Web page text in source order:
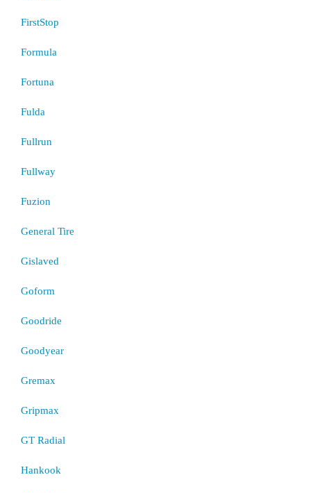
FirstStop
Formula
Fortuna
Fulda
Fullrun
Fullway
Fuzion
General Tire
Gislaved
Goform
Goodride
Goodyear
Gremax
Gripmax
GT Radial
Hankook